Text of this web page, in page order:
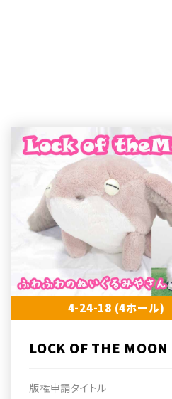
4-24-18 (4ホール)
LOCK OF THE MOON
版権申請タイトル